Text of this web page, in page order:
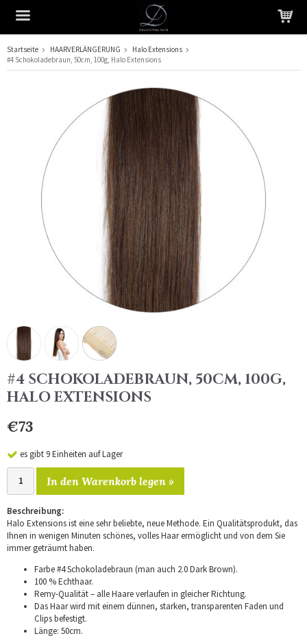
Das Produkt wurde in Ihren Warenkorb gelegt
Startseite HAARVERLÄNGERUNG
Halo Extensions
#4 Schokoladebraun, 50cm, 100g, Halo Extensions
#4 SCHOKOLADEBRAUN, 50CM, 100G,
HALO EXTENSIONS
€73
es gibt 9 Einheiten auf Lager
In den Warenkorb legen »
Beschreibung:
Halo Extensions ist eine sehr beliebte, neue Methode. Ein Qualitätsprodukt, das
Ihnen in wenigen Minuten schönes, volles Haar ermöglicht und von dem Sie
immer geträumt haben.
Farbe #4 Schokoladebraun (man auch 2.0 Dark Brown).
100 % Echthaar.
Remy-Qualität – alle Haare verlaufen in gleicher Richtung.
Das Haar wird mit einem dünnen, starken, transparenten Faden und
Clips befestigt.
Länge: 50cm.